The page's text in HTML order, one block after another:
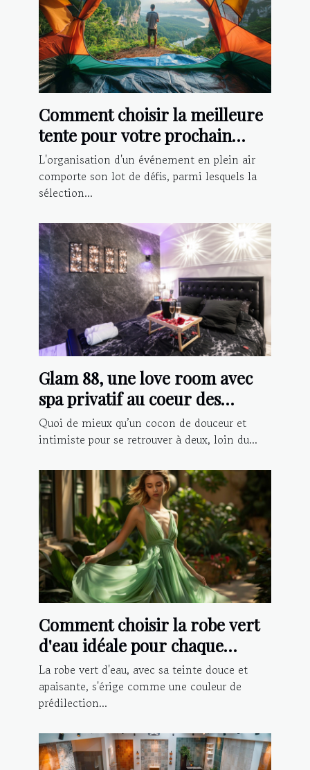
Comment choisir la meilleure
tente pour votre prochain
événement extérieur
L'organisation d'un événement en plein air
comporte son lot de défis, parmi lesquels la
sélection...
Glam 88, une love room avec
spa privatif au coeur des
Vosges
Quoi de mieux qu’un cocon de douceur et
intimiste pour se retrouver à deux, loin du...
Comment choisir la robe vert
d'eau idéale pour chaque
occasion ?
La robe vert d'eau, avec sa teinte douce et
apaisante, s'érige comme une couleur de
prédilection...